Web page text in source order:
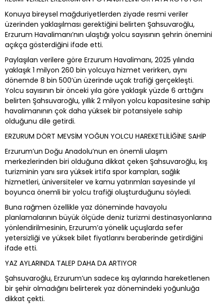
Konuya bireysel mağduriyetlerden ziyade resmi veriler
üzerinden yaklaşılması gerektiğini belirten Şahsuvaroğlu,
Erzurum Havalimanı’nın ulaştığı yolcu sayısının şehrin önemini
açıkça gösterdiğini ifade etti.
Paylaşılan verilere göre Erzurum Havalimanı, 2025 yılında
yaklaşık 1 milyon 260 bin yolcuya hizmet verirken, aynı
dönemde 8 bin 500’ün üzerinde uçak trafiği gerçekleşti.
Yolcu sayısının bir önceki yıla göre yaklaşık yüzde 6 arttığını
belirten Şahsuvaroğlu, yıllık 2 milyon yolcu kapasitesine sahip
havalimanının çok daha yüksek bir potansiyele sahip
olduğunu dile getirdi.
ERZURUM DÖRT MEVSİM YOĞUN YOLCU HAREKETLİLİĞİNE SAHİP
Erzurum’un Doğu Anadolu’nun en önemli ulaşım
merkezlerinden biri olduğuna dikkat çeken Şahsuvaroğlu, kış
turizminin yanı sıra yüksek irtifa spor kampları, sağlık
hizmetleri, üniversiteler ve kamu yatırımları sayesinde yıl
boyunca önemli bir yolcu trafiği oluşturduğunu söyledi.
Buna rağmen özellikle yaz döneminde havayolu
planlamalarının büyük ölçüde deniz turizmi destinasyonlarına
yönlendirilmesinin, Erzurum’a yönelik uçuşlarda sefer
yetersizliği ve yüksek bilet fiyatlarını beraberinde getirdiğini
ifade etti.
YAZ AYLARINDA TALEP DAHA DA ARTIYOR
Şahsuvaroğlu, Erzurum’un sadece kış aylarında hareketlenen
bir şehir olmadığını belirterek yaz dönemindeki yoğunluğa
dikkat çekti.